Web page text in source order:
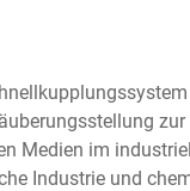
Medien im
Industrie und